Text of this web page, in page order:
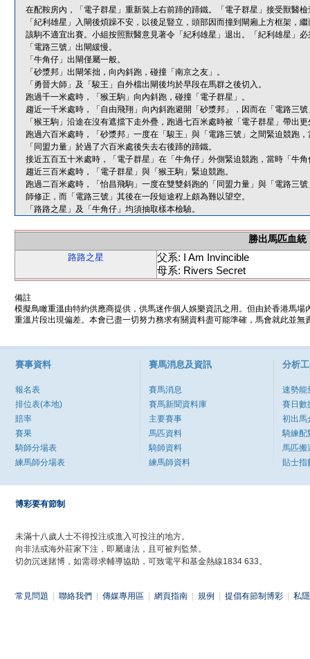
在配鞍房內，「電子群星」重新裝上右前蹄的蹄鐵。「電子群星」接受獸醫
「紀利雄星」入閘後煩躁不安，以後足豎立，頭部因而撞到閘廂上方框架，
該駒不適宜出賽。小組按照獸醫意見著令「紀利雄星」退出。「紀利雄星」
「電路三號」出閘緩慢。
「牛角仔」出閘僅屬一般。
「砂漿邦」出閘笨拙，向內斜跑，碰撞「南京之友」。
「勇晉大師」及「駿王」自外檔出閘後均於早段在馬群之後切入。
跑過千一米處時，「猴王駒」向內斜跑，碰撞「電子群星」。
趨近一千米處時，「自由飛翔」向內斜跑避開「砂漿邦」，因而在「電路三
「猴王駒」沿途在沒有遮擋下走外疊，跑過七百米處時被「電子群星」帶出
跑過六百米處時，「砂漿邦」一度在「駿王」與「電路三號」之間緊迫競跑
「同盟力量」於過了六百米處後失去右後蹄的蹄鐵。
接近五百五十米處時，「電子群星」在「牛角仔」外側緊迫競跑，當時「牛
趨近三百米處時，「電子群星」與「猴王駒」緊迫競跑。
跑過二百米處時，「怡昌飛駒」一度在雙雙斜跑的「同盟力量」與「電路三
師修正，而「電路三號」其後在一段短途程上頗為難以望空。
「路路之星」及「牛角仔」均須抽取樣本檢驗。
勝出馬匹血統
路路之星
父系: I Am Invincible
母系: Rivers Secret
備註
模擬鳥瞰重溫由特約供應商提供，供馬迷作個人娛樂資訊之用。但由於香港馬
重溫片段出現偏差。本會已盡一切努力務求有關資料盡可能準確，馬會就此並
賽事資料
報名表
排位表(本地)
賠率
賽果
騎師分場表
練馬師分場表
賽馬消息及資訊
賽馬消息
賽馬新聞資料庫
主要賽事
馬匹資料
騎師資料
練馬師資料
分析
速勢能
賽日數
初出馬
騎練配
馬匹搬
貼士指
博彩要有節制
未滿十八歲人士不得投注或進入可投注的地方。
向非法或海外莊家下注，即屬違法，且可被判監禁。
切勿沉迷賭博，如需尋求輔導協助，可致電平和基金熱線1834 633。
常見問題 聯絡我們 傳媒專用區 網頁指南 規例 提倡有節制博彩 私